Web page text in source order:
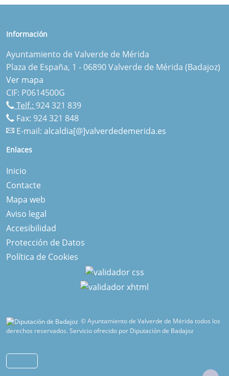
Información
Ayuntamiento de Valverde de Mérida
Plaza de España, 1 - 06890 Valverde de Mérida (Badajoz)
Ver mapa
CIF: P0614500G
Telf.: 924 321 839
Fax: 924 321 848
E-mail: alcaldia[@]valverdedemerida.es
Enlaces
Inicio
Contacte
Mapa web
Aviso legal
Accesibilidad
Protección de Datos
Política de Cookies
© Ayuntamiento de Valverde de Mérida todos los
derechos reservados.Servicio ofrecido por Diputación de Badajoz